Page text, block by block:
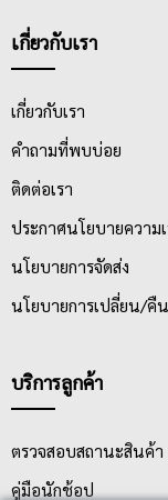
เกี่ยวกับเรา
เกี่ยวกับเรา
คำถามที่พบบ่อย
ติดต่อเรา
ประกาศนโยบายความ
นโยบายการจัดส่ง
นโยบายการเปลี่ยน/คื
บริการลูกค้า
ตรวจสอบสถานะสินค้า
คู่มือนักช้อป